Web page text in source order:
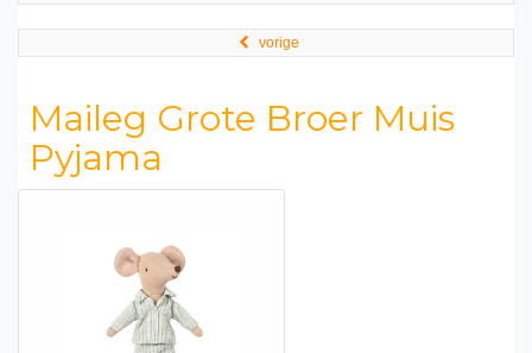
vorige
Maileg Grote Broer Muis
Pyjama